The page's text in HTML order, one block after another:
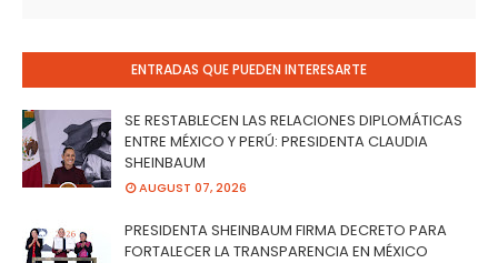
ENTRADAS QUE PUEDEN INTERESARTE
SE RESTABLECEN LAS RELACIONES DIPLOMÁTICAS
ENTRE MÉXICO Y PERÚ: PRESIDENTA CLAUDIA
SHEINBAUM
AUGUST 07, 2026
PRESIDENTA SHEINBAUM FIRMA DECRETO PARA
FORTALECER LA TRANSPARENCIA EN MÉXICO